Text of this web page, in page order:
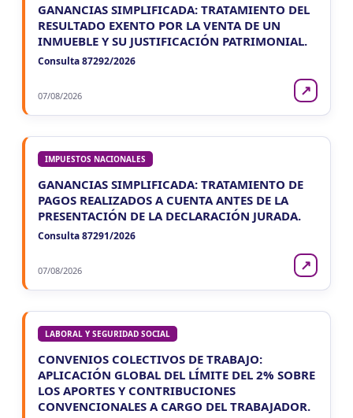
GANANCIAS SIMPLIFICADA: TRATAMIENTO DEL
RESULTADO EXENTO POR LA VENTA DE UN
INMUEBLE Y SU JUSTIFICACIÓN PATRIMONIAL.
Consulta 87292/2026
07/08/2026 ↗
IMPUESTOS NACIONALES
GANANCIAS SIMPLIFICADA: TRATAMIENTO DE
PAGOS REALIZADOS A CUENTA ANTES DE LA
PRESENTACIÓN DE LA DECLARACIÓN JURADA.
Consulta 87291/2026
07/08/2026 ↗
LABORAL Y SEGURIDAD SOCIAL
CONVENIOS COLECTIVOS DE TRABAJO:
APLICACIÓN GLOBAL DEL LÍMITE DEL 2% SOBRE
LOS APORTES Y CONTRIBUCIONES
CONVENCIONALES A CARGO DEL TRABAJADOR.